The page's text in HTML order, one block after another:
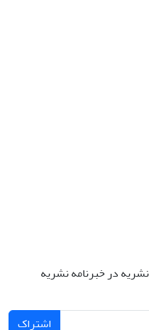
در خبرنامه نشریه
اشتراک